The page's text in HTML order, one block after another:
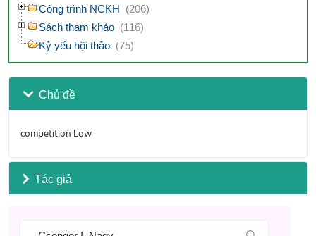
Công trình NCKH (206)
Sách tham khảo (116)
Kỷ yếu hội thảo (75)
Chủ đề
competition Law
Tác giả